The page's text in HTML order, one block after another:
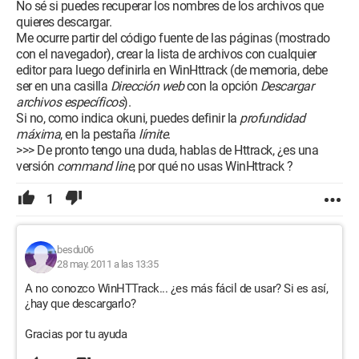
No sé si puedes recuperar los nombres de los archivos que
quieres descargar.
Me ocurre partir del código fuente de las páginas (mostrado
con el navegador), crear la lista de archivos con cualquier
editor para luego definirla en WinHttrack (de memoria, debe
ser en una casilla Dirección webcon la opción Descargar
archivos específicos).
Si no, como indica okuni, puedes definir la profundidad
máxima, en la pestaña límite.
>>> De pronto tengo una duda, hablas de Httrack, ¿es una
versión command line, por qué no usas WinHttrack ?
1
besdu06
28 may. 2011 a las 13:35
A no conozco WinHTTrack... ¿es más fácil de usar? Si es así,
¿hay que descargarlo?
Gracias por tu ayuda